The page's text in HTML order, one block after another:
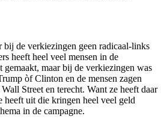
de verkiezingen geen radicaal-links
heeft heel veel mensen in de
gemaakt, maar bij de verkiezingen was
òf Clinton en de mensen zagen
Street en terecht. Want ze heeft daar
heeft uit die kringen heel veel geld
in de campagne.